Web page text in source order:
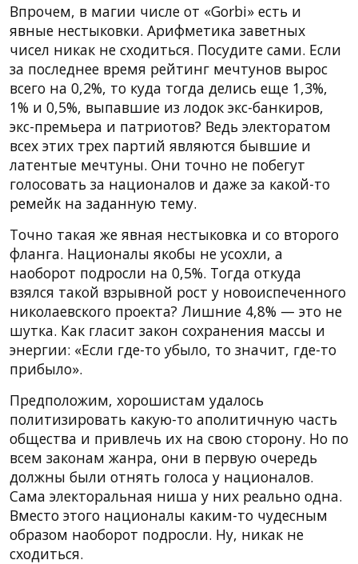
Впрочем, в магии числе от «Gorbi» есть и
явные нестыковки. Арифметика заветных
чисел никак не сходиться. Посудите сами. Если
за последнее время рейтинг мечтунов вырос
всего на 0,2%, то куда тогда делись еще 1,3%,
1% и 0,5%, выпавшие из лодок экс-банкиров,
экс-премьера и патриотов? Ведь электоратом
всех этих трех партий являются бывшие и
латентые мечтуны. Они точно не побегут
голосовать за националов и даже за какой-то
ремейк на заданную тему.
Точно такая же явная нестыковка и со второго
фланга. Националы якобы не усохли, а
наоборот подросли на 0,5%. Тогда откуда
взялся такой взрывной рост у новоиспеченного
николаевского проекта? Лишние 4,8% — это не
шутка. Как гласит закон сохранения массы и
энергии: «Если где-то убыло, то значит, где-то
прибыло».
Предположим, хорошистам удалось
политизировать какую-то аполитичную часть
общества и привлечь их на свою сторону. Но по
всем законам жанра, они в первую очередь
должны были отнять голоса у националов.
Сама электоральная ниша у них реально одна.
Вместо этого националы каким-то чудесным
образом наоборот подросли. Ну, никак не
сходиться.